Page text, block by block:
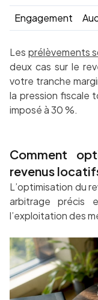
Engagement
Les prélèvements
deux cas sur le
votre tranche
la pression fiscale
imposé à 30 %.
Comment
revenus
L’optimisation du
arbitrage précis
l’exploitation des